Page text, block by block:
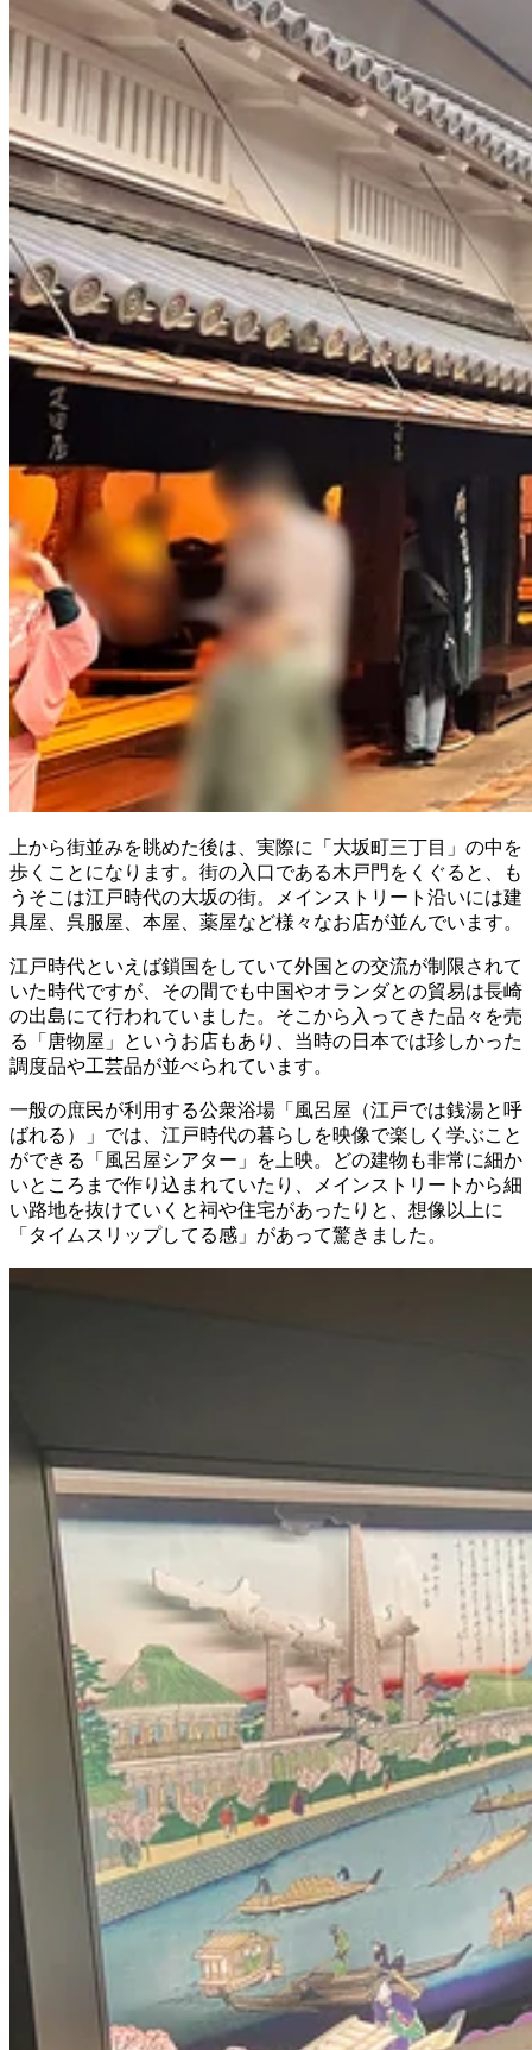
上から街並みを眺めた後は、実際に「大坂町三丁目」の中を
歩くことになります。街の入口である木戸門をくぐると、も
うそこは江戸時代の大坂の街。メインストリート沿いには建
具屋、呉服屋、本屋、薬屋など様々なお店が並んでいます。
江戸時代といえば鎖国をしていて外国との交流が制限されて
いた時代ですが、その間でも中国やオランダとの貿易は長崎
の出島にて行われていました。そこから入ってきた品々を売
る「唐物屋」というお店もあり、当時の日本では珍しかった
調度品や工芸品が並べられています。
一般の庶民が利用する公衆浴場「風呂屋（江戸では銭湯と呼
ばれる）」では、江戸時代の暮らしを映像で楽しく学ぶこと
ができる「風呂屋シアター」を上映。どの建物も非常に細か
いところまで作り込まれていたり、メインストリートから細
い路地を抜けていくと祠や住宅があったりと、想像以上に
「タイムスリップしてる感」があって驚きました。